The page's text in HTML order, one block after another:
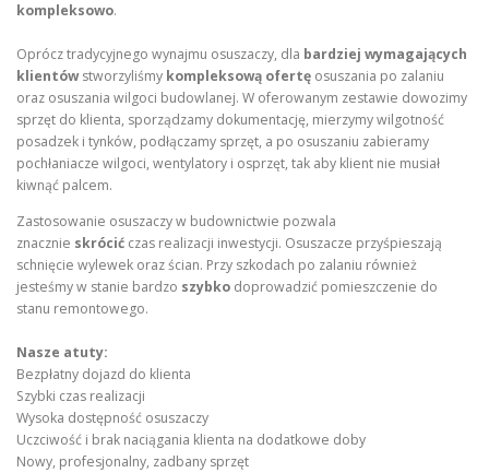
kompleksowo.
Oprócz tradycyjnego wynajmu osuszaczy, dla bardziej wymagających
klientówstworzyliśmy kompleksową ofertę osuszania po zalaniu
oraz osuszania wilgoci budowlanej. W oferowanym zestawie dowozimy
sprzęt do klienta, sporządzamy dokumentację, mierzymy wilgotność
posadzek i tynków, podłączamy sprzęt, a po osuszaniu zabieramy
pochłaniacze wilgoci, wentylatory i osprzęt, tak aby klient nie musiał
kiwnąć palcem.
Zastosowanie osuszaczy w budownictwie pozwala
znacznie skrócić czas realizacji inwestycji. Osuszacze przyśpieszają
schnięcie wylewek oraz ścian. Przy szkodach po zalaniu również
jesteśmy w stanie bardzo szybko doprowadzić pomieszczenie do
stanu remontowego.
Nasze atuty:
Bezpłatny dojazd do klienta
Szybki czas realizacji
Wysoka dostępność osuszaczy
Uczciwość i brak naciągania klienta na dodatkowe doby
Nowy, profesjonalny, zadbany sprzęt